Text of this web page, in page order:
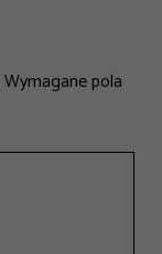
Wymagane pola